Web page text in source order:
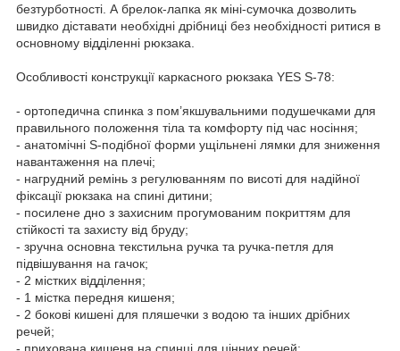
безтурботності. А брелок-лапка як міні-сумочка дозволить
швидко діставати необхідні дрібниці без необхідності ритися в
основному відділенні рюкзака.
Особливості конструкції каркасного рюкзака YES S-78:
- ортопедична спинка з пом’якшувальними подушечками для
правильного положення тіла та комфорту під час носіння;
- анатомічні S-подібної форми ущільнені лямки для зниження
навантаження на плечі;
- нагрудний ремінь з регулюванням по висоті для надійної
фіксації рюкзака на спині дитини;
- посилене дно з захисним прогумованим покриттям для
стійкості та захисту від бруду;
- зручна основна текстильна ручка та ручка-петля для
підвішування на гачок;
- 2 містких відділення;
- 1 містка передня кишеня;
- 2 бокові кишені для пляшечки з водою та інших дрібних
речей;
- прихована кишеня на спинці для цінних речей;